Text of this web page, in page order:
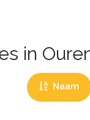
in
Naam